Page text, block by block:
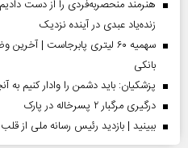
زنده‌یاد عبدی در آینده نزدیک
سهمیه ۶۰ لیتری پابرجاست |
بانکی
پزشکیان: باید دشمن را وادار کنیم به
درگیری مرگبار ۲ پسرخاله در پارک
ببینید | بازدید رئیس رسانه ملی از قلب